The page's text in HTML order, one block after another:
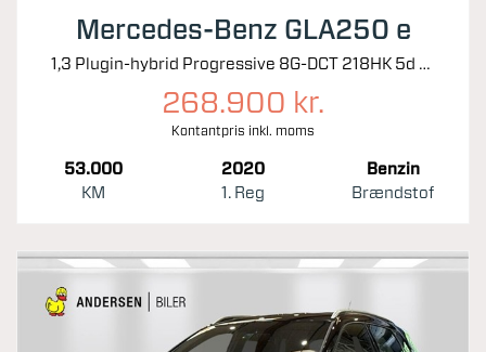
Mercedes-Benz GLA250 e
1,3 Plugin-hybrid Progressive 8G-DCT 218HK 5d 8g Aut.
268.900 kr.
Kontantpris inkl. moms
53.000
KM
2020
1. Reg
Benzin
Brændstof